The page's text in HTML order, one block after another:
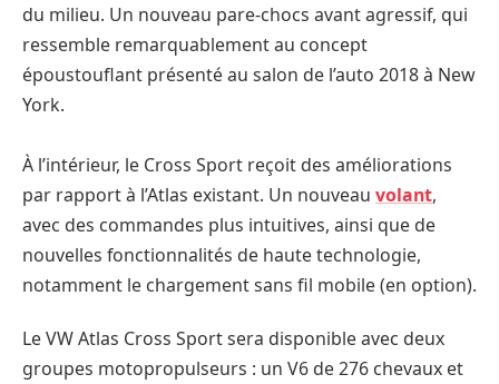
du milieu. Un nouveau pare-chocs avant agressif, qui
ressemble remarquablement au concept
époustouflant présenté au salon de l’auto 2018 à New
York.
À l’intérieur, le Cross Sport reçoit des améliorations
par rapport à l’Atlas existant. Un nouveau volant,
avec des commandes plus intuitives, ainsi que de
nouvelles fonctionnalités de haute technologie,
notamment le chargement sans fil mobile (en option).
Le VW Atlas Cross Sport sera disponible avec deux
groupes motopropulseurs : un V6 de 276 chevaux et